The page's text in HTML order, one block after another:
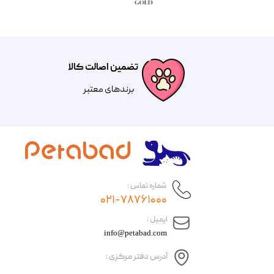
تضمین اصالت کالا
​​برندهای معتبر​​​​​​​
​ایمیل :
آدرس دفتر مرکزی :
info@petabad.com
شماره تماس :
۰۲۱-۷۸۷۶۱۰۰۰